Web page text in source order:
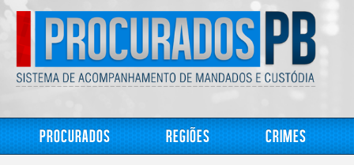
Procurados Regiões Crimes